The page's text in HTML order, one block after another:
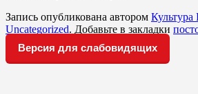
Запись опубликована автором Культура
Uncategorized. Добавьте в закладки
Версия для слабовидящих